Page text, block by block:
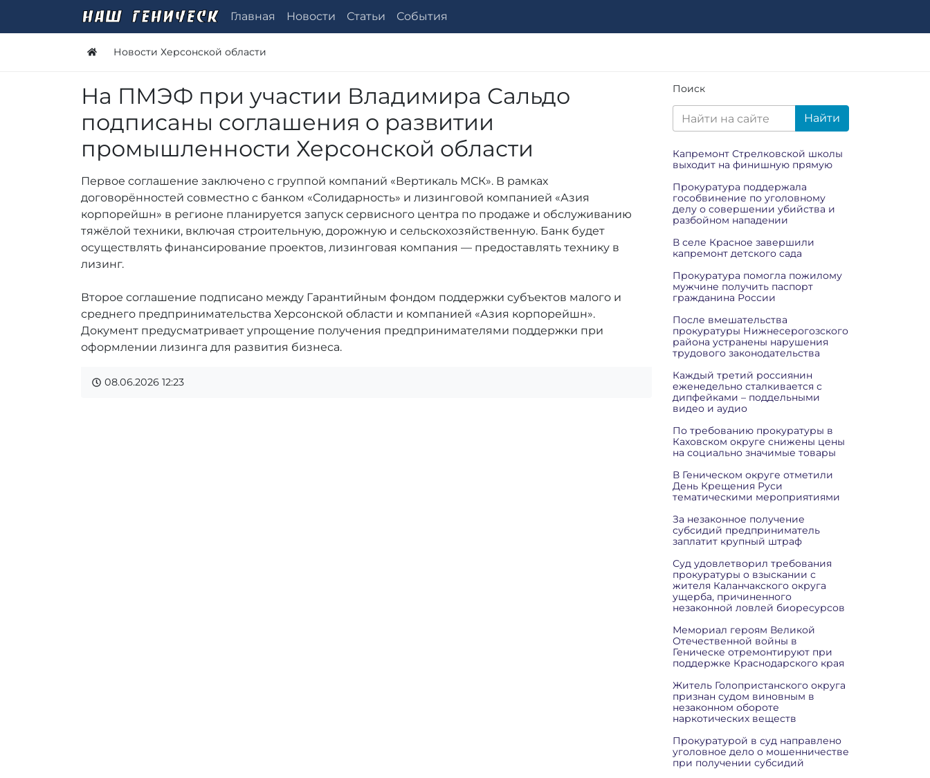
Главная Новости Статьи События
Новости Херсонской области
На ПМЭФ при участии Владимира Сальдо
подписаны соглашения о развитии
промышленности Херсонской области
Первое соглашение заключено с группой компаний «Вертикаль МСК». В рамках
договорённостей совместно с банком «Солидарность» и лизинговой компанией «Азия
корпорейшн» в регионе планируется запуск сервисного центра по продаже и обслуживанию
тяжёлой техники, включая строительную, дорожную и сельскохозяйственную. Банк будет
осуществлять финансирование проектов, лизинговая компания — предоставлять технику в
лизинг.
Второе соглашение подписано между Гарантийным фондом поддержки субъектов малого и
среднего предпринимательства Херсонской области и компанией «Азия корпорейшн».
Документ предусматривает упрощение получения предпринимателями поддержки при
оформлении лизинга для развития бизнеса.
08.06.2026 12:23
Поиск
Найти
Капремонт Стрелковской школы
выходит на финишную прямую
Прокуратура поддержала
гособвинение по уголовному
делу о совершении убийства и
разбойном нападении
В селе Красное завершили
капремонт детского сада
Прокуратура помогла пожилому
мужчине получить паспорт
гражданина России
После вмешательства
прокуратуры Нижнесерогозского
района устранены нарушения
трудового законодательства
Каждый третий россиянин
еженедельно сталкивается с
дипфейками – поддельными
видео и аудио
По требованию прокуратуры в
Каховском округе снижены цены
на социально значимые товары
В Геническом округе отметили
День Крещения Руси
тематическими мероприятиями
За незаконное получение
субсидий предприниматель
заплатит крупный штраф
Суд удовлетворил требования
прокуратуры о взыскании с
жителя Каланчакского округа
ущерба, причиненного
незаконной ловлей биоресурсов
Мемориал героям Великой
Отечественной войны в
Геническе отремонтируют при
поддержке Краснодарского края
Житель Голопристанского округа
признан судом виновным в
незаконном обороте
наркотических веществ
Прокуратурой в суд направлено
уголовное дело о мошенничестве
при получении субсидий